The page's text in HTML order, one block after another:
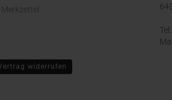
Merkzettel
widerrufen